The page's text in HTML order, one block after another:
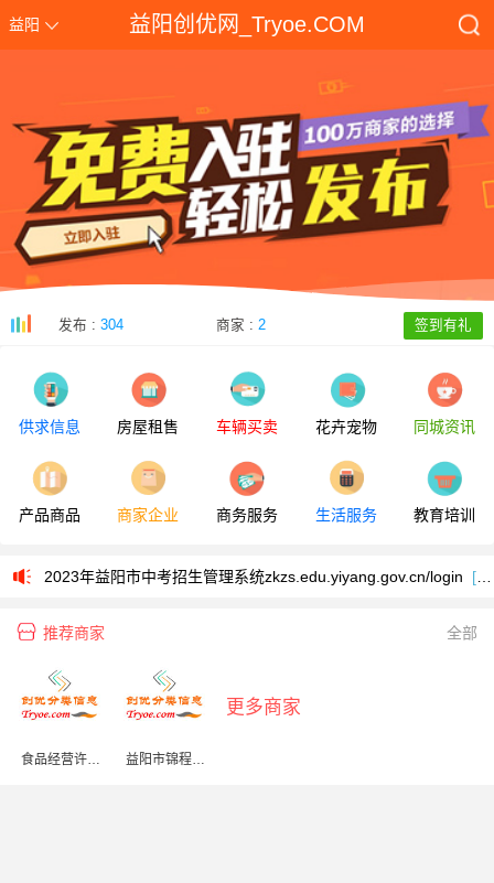
益阳 益阳创优网_Tryoe.COM
发布 :304 商家 : 2 签到有礼
供求信息 房屋租售 车辆买卖 花卉宠物 同城资讯
产品商品 商家企业 商务服务 生活服务 教育培训
2025益阳市中考志愿填报系统zkzs.edu.yiyang.gov.cn/zytb[2025-06-15]
2023年益阳市中考招生管理系统zkzs.edu.yiyang.gov.cn/login [2023-03-14]
2025益阳市中考志愿填报系统zkzs.edu.yiyang.gov.cn/zytb
推荐商家 全部
食品经营许可
益阳市锦程会
更多商家